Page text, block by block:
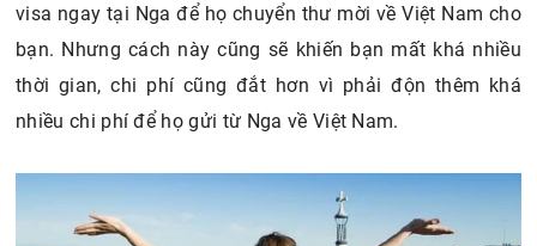
visa ngay tại Nga để họ chuyển thư mời về Việt Nam cho
bạn. Nhưng cách này cũng sẽ khiến bạn mất khá nhiều
thời gian, chi phí cũng đắt hơn vì phải độn thêm khá
nhiều chi phí để họ gửi từ Nga về Việt Nam.